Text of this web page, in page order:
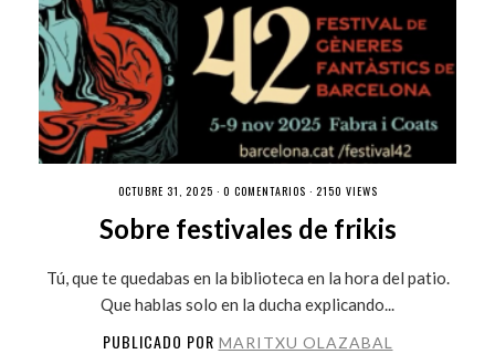
OCTUBRE 31, 2025 · 0 COMENTARIOS · 2150 VIEWS
Sobre festivales de frikis
Tú, que te quedabas en la biblioteca en la hora del patio.
Que hablas solo en la ducha explicando...
PUBLICADO POR MARITXU OLAZABAL